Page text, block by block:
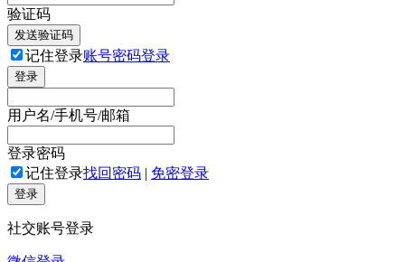
验证码
发送验证码
记住登录账号密码登录
登录
用户名/手机号/邮箱
登录密码
记住登录找回密码 | 免密登录
登录
社交账号登录